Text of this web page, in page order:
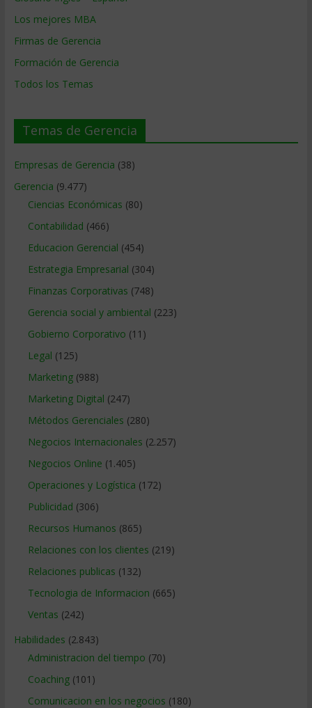
Los mejores MBA
Firmas de Gerencia
Formación de Gerencia
Todos los Temas
Temas de Gerencia
Empresas de Gerencia (38)
Gerencia (9.477)
Ciencias Económicas (80)
Contabilidad (466)
Educacion Gerencial (454)
Estrategia Empresarial (304)
Finanzas Corporativas (748)
Gerencia social y ambiental (223)
Gobierno Corporativo (11)
Legal (125)
Marketing(988)
Marketing Digital (247)
Métodos Gerenciales (280)
Negocios Internacionales (2.257)
Negocios Online (1.405)
Operaciones y Logística (172)
Publicidad (306)
Recursos Humanos (865)
Relaciones con los clientes (219)
Relaciones publicas (132)
Tecnologia de Informacion (665)
Ventas (242)
Habilidades (2.843)
Administracion del tiempo (70)
Coaching(101)
Comunicacion en los negocios (180)